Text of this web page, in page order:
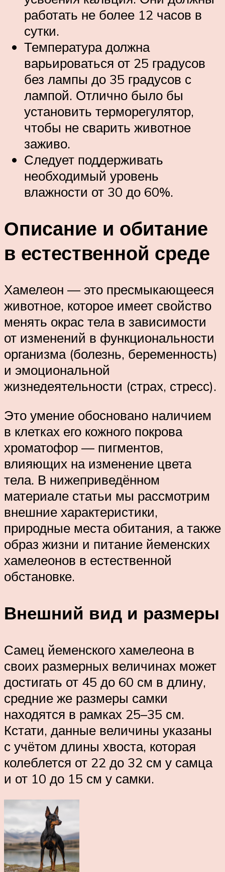
работать не более 12 часов в
сутки.
Температура должна
варьироваться от 25 градусов
без лампы до 35 градусов с
лампой. Отлично было бы
установить терморегулятор,
чтобы не сварить животное
заживо.
Следует поддерживать
необходимый уровень
влажности от 30 до 60%.
Описание и обитание
в естественной среде
Хамелеон — это пресмыкающееся
животное, которое имеет свойство
менять окрас тела в зависимости
от изменений в функциональности
организма (болезнь, беременность)
и эмоциональной
жизнедеятельности (страх, стресс).
Это умение обосновано наличием
в клетках его кожного покрова
хроматофор — пигментов,
влияющих на изменение цвета
тела. В нижеприведённом
материале статьи мы рассмотрим
внешние характеристики,
природные места обитания, а также
образ жизни и питание йеменских
хамелеонов в естественной
обстановке.
Внешний вид и размеры
Самец йеменского хамелеона в
своих размерных величинах может
достигать от 45 до 60 см в длину,
средние же размеры самки
находятся в рамках 25–35 см.
Кстати, данные величины указаны
с учётом длины хвоста, которая
колеблется от 22 до 32 см у самца
и от 10 до 15 см у самки.